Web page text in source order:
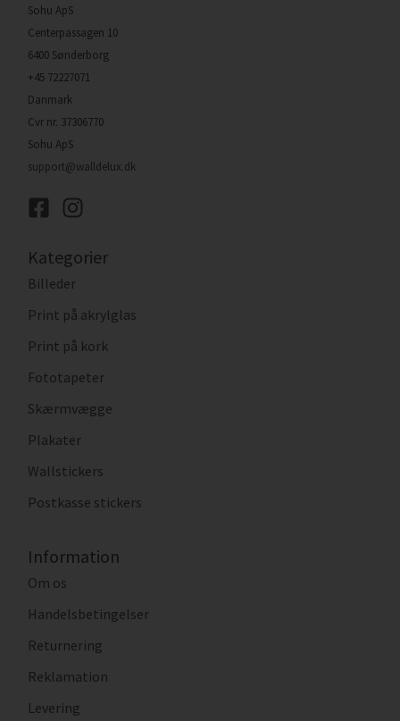
Sohu ApS
Centerpassagen 10
6400 Sønderborg
+45 72227071
Danmark
Cvr nr. 37306770
Sohu ApS
support@walldelux.dk
Kategorier
Billeder
Print på akrylglas
Print på kork
Fototapeter
Skærmvægge
Plakater
Wallstickers
Postkasse stickers
Information
Om os
Handelsbetingelser
Returnering
Reklamation
Levering